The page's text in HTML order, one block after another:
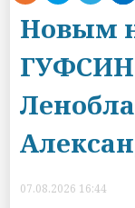
Новым
ГУФСИН
07.08.2026 16:44